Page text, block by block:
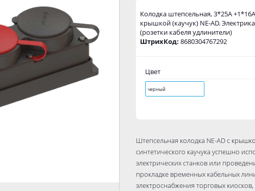
Колодка штепсельная, 3*25А
крышкой (каучук) NE-AD. Электрика
(розетки кабеля удлинители)
ШтрихКод: 8680304767292
Цвет
черный
Штепсельная колодка NE-AD с
синтетического каучука успешно
электрических станков или
прокладке временных кабельных
электроснабжения торговых